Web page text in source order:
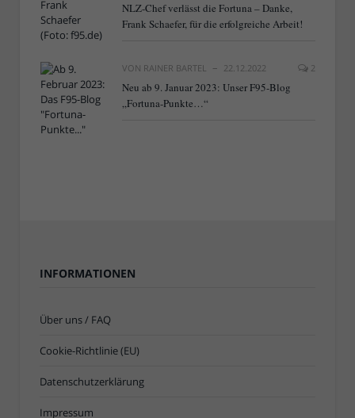
NLZ-Chef verlässt die Fortuna – Danke,
Frank Schaefer, für die erfolgreiche Arbeit!
VON RAINER BARTEL 22.12.2022 2
Neu ab 9. Januar 2023: Unser F95-Blog
„Fortuna-Punkte…“
INFORMATIONEN
Über uns / FAQ
Cookie-Richtlinie (EU)
Datenschutzerklärung
Impressum